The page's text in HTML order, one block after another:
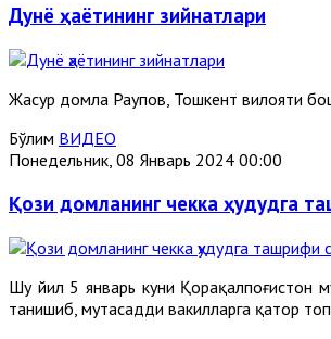
Дунё ҳаётининг зийнатлари
Жасур домла Раупов, Тошкент вилояти
Бўлим ВИДЕО
Понедельник, 08 Январь 2024 00:00
Қози домланинг чекка ҳудудга
Шу йил 5 январь куни Қорақалпоғистон
танишиб, мутасадди вакилларга қатор